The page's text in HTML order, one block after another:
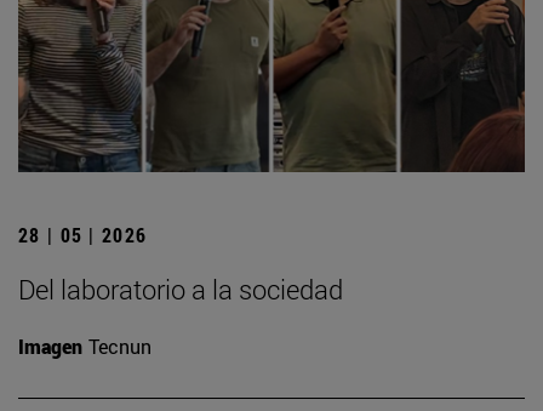
28 | 05 | 2026
Del laboratorio a la sociedad
Imagen Tecnun